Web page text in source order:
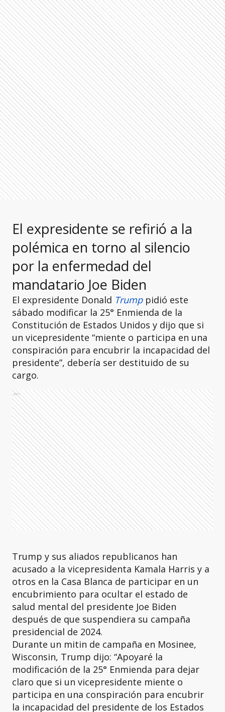
El expresidente se refirió a la
polémica en torno al silencio
por la enfermedad del
mandatario Joe Biden
El expresidente Donald Trumppidió este
sábado modificar la 25° Enmienda de la
Constitución de Estados Unidos y dijo que si
un vicepresidente “miente o participa en una
conspiración para encubrir la incapacidad del
presidente”, debería ser destituido de su
cargo.
Ads
Trump y sus aliados republicanos han
acusado a la vicepresidenta Kamala Harris y a
otros en la Casa Blanca de participar en un
encubrimiento para ocultar el estado de
salud mental del presidente Joe Biden
después de que suspendiera su campaña
presidencial de 2024.
Durante un mitin de campaña en Mosinee,
Wisconsin, Trump dijo: “Apoyaré la
modificación de la 25° Enmienda para dejar
claro que si un vicepresidente miente o
participa en una conspiración para encubrir
la incapacidad del presidente de los Estados